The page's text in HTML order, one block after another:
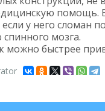
помощь.
у него
мозга.
можно быстрее